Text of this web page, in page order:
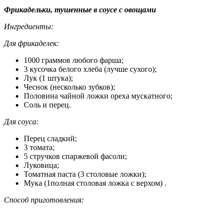
Фрикадельки, тушенные в соусе с овощами
Ингредиенты:
Для фрикаделек:
1000 граммов любого фарша;
3 кусочка белого хлеба (лучше сухого);
Лук (1 штука);
Чеснок (несколько зубков);
Половина чайной ложки ореха мускатного;
Соль и перец.
Для соуса:
Перец сладкий;
3 томата;
5 стручков спаржевой фасоли;
Луковица;
Томатная паста (3 столовые ложки);
Мука (1полная столовая ложка с верхом) .
Способ приготовления: